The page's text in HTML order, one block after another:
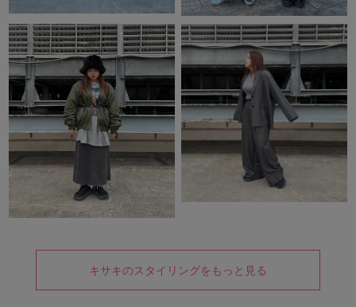
キサキのスタイリングをもっと見る